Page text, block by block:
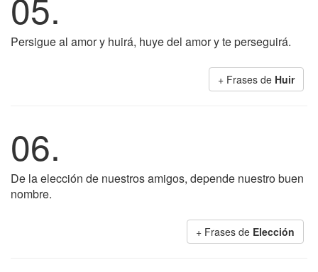
Persigue al amor y huirá, huye del amor y te perseguirá.
+ Frases de Huir
06.
De la elección de nuestros amigos, depende nuestro buen
nombre.
+ Frases de Elección